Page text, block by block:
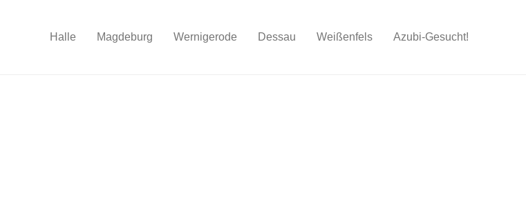
Halle Magdeburg Wernigerode Dessau Weißenfels Azubi-Gesucht!